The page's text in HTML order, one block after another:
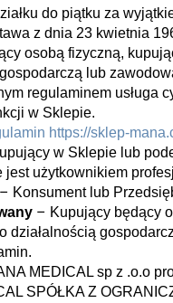
do piątku za
z dnia 23 kwietnia
osobą fizyczną,
lub
regulaminem usługa
w Sklepie.
https://sklep-
w Sklepie lub
jest użytkownikiem
– Konsument lub
– Kupujący będący
działalnością
MEDICAL sp z .o.o
SPÓŁKA Z